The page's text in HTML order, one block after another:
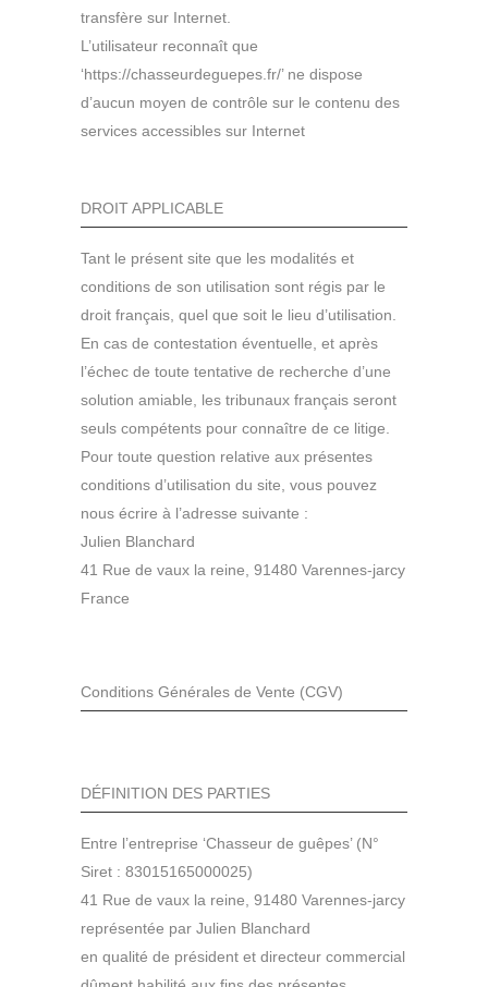
transfère sur Internet.
L’utilisateur reconnaît que
‘https://chasseurdeguepes.fr/’ ne dispose
d’aucun moyen de contrôle sur le contenu des
services accessibles sur Internet
DROIT APPLICABLE
Tant le présent site que les modalités et
conditions de son utilisation sont régis par le
droit français, quel que soit le lieu d’utilisation.
En cas de contestation éventuelle, et après
l’échec de toute tentative de recherche d’une
solution amiable, les tribunaux français seront
seuls compétents pour connaître de ce litige.
Pour toute question relative aux présentes
conditions d’utilisation du site, vous pouvez
nous écrire à l’adresse suivante :
Julien Blanchard
41 Rue de vaux la reine, 91480 Varennes-jarcy
France
Conditions Générales de Vente (CGV)
DÉFINITION DES PARTIES
Entre l’entreprise ‘Chasseur de guêpes’ (N°
Siret : 83015165000025)
41 Rue de vaux la reine, 91480 Varennes-jarcy
représentée par Julien Blanchard
en qualité de président et directeur commercial